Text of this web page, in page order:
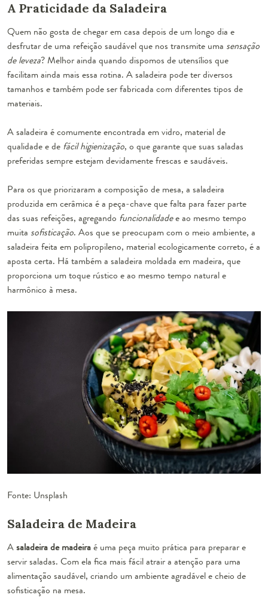
A Praticidade da Saladeira
Quem não gosta de chegar em casa depois de um longo dia e
desfrutar de uma refeição saudável que nos transmite uma sensação
de leveza? Melhor ainda quando dispomos de utensílios que
facilitam ainda mais essa rotina. A saladeira pode terdiversos
tamanhos e também pode ser fabricada com diferentes tipos de
materiais.
A saladeira é comumente encontrada emvidro, material de
qualidade e de fácil higienização, o que garante que suas saladas
preferidas sempre estejam devidamentefrescas e saudáveis.
Para os que priorizaram a composição de mesa, a saladeira
produzida em cerâmica é a peça-chaveque falta para fazer parte
das suas refeições, agregando funcionalidadee ao mesmo tempo
muita sofisticação. Aos que se preocupam com o meio ambiente, a
saladeira feita em polipropileno, material ecologicamente correto, é a
aposta certa. Há também a saladeira moldada em madeira, que
proporciona umtoque rústico e ao mesmo tempo natural e
harmônico à mesa.
Fonte: Unsplash
Saladeira de Madeira
Asaladeira de madeiraé uma peça muito prática para preparar e
servir saladas. Com ela fica mais fácil atrair a atenção para uma
alimentação saudável, criando um ambiente agradável e cheio de
sofisticação na mesa.